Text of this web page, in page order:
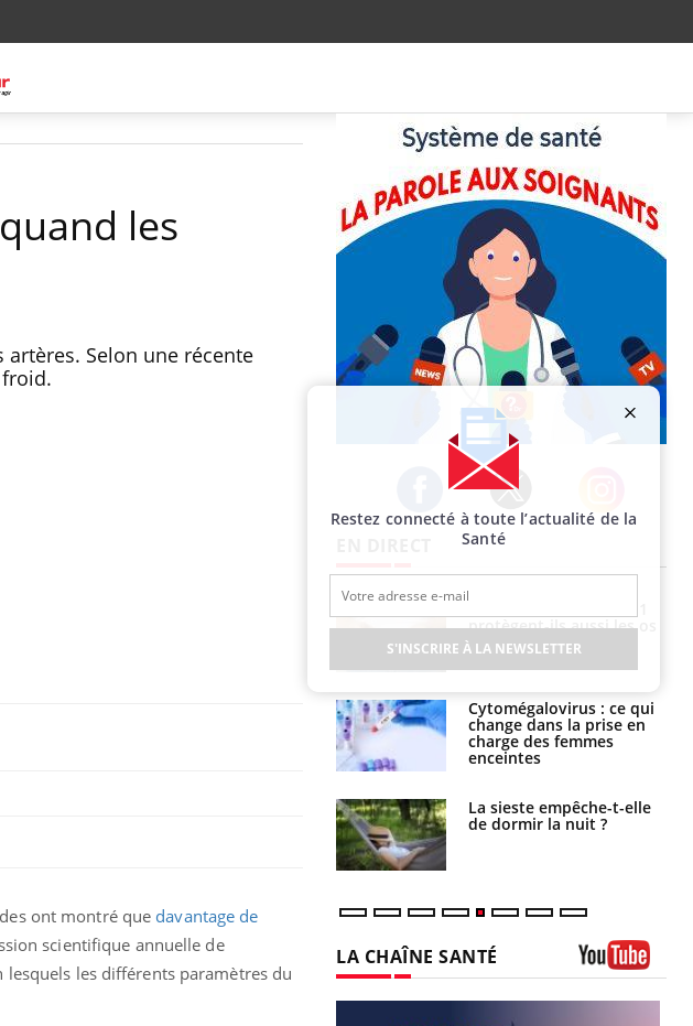
les
artères. Selon une récente
ont montré que davantage de
scientifique annuelle de
lesquels les différents paramètres du
Facebook Twitter Instagram
protègent-ils aussi les os
?
Cytomégalovirus : ce qui
change dans la prise en
charge des femmes
enceintes
La sieste empêche-t-elle
de dormir la nuit ?
LA CHAÎNE SANTÉ
Restez connecté à toute l’actualité de la
Santé
S'INSCRIRE À LA NEWSLETTER